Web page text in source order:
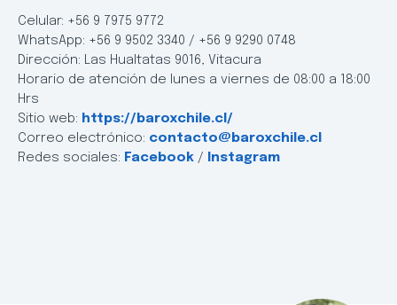
Celular: +56 9 7975 9772
WhatsApp: +56 9 9502 3340 / +56 9 9290 0748
Dirección: Las Hualtatas 9016, Vitacura
Horario de atención de lunes a viernes de 08:00 a 18:00
Hrs
Sitio web: https://baroxchile.cl/
Correo electrónico: contacto@baroxchile.cl
Redes sociales: Facebook / Instagram